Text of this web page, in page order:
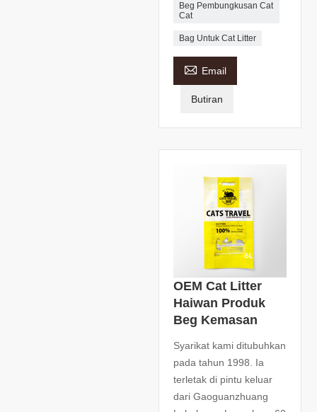
Beg Pembungkusan Cat
Cat
Bag Untuk Cat Litter
 Email
Butiran
OEM Cat Litter
Haiwan Produk
Beg Kemasan
Syarikat kami ditubuhkan
pada tahun 1998. Ia
terletak di pintu keluar
dari Gaoguanzhuang